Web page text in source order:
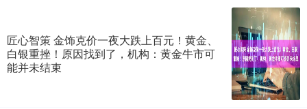
匠心智策 金饰克价一夜大跌上百元！黄金、
白银重挫！原因找到了，机构：黄金牛市可
能并未结束